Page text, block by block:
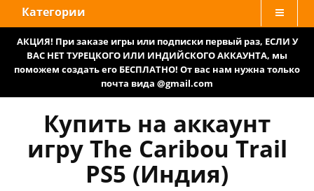
Категории
АКЦИЯ! При заказе игры или подписки первый раз, ЕСЛИ У
ВАС НЕТ ТУРЕЦКОГО ИЛИ ИНДИЙСКОГО АККАУНТА, мы
поможем создать его БЕСПЛАТНО! От вас нам нужна только
почта вида @gmail.com
Купить на аккаунт
игру The Caribou Trail
PS5 (Индия)